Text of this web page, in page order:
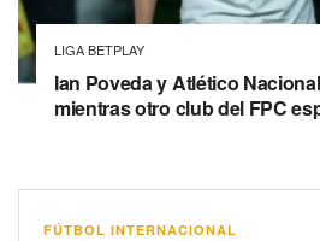
LIGA BETPLAY
Ian Poveda y Atlético
mientras otro club del FPC
FÚTBOL INTERNACIONAL